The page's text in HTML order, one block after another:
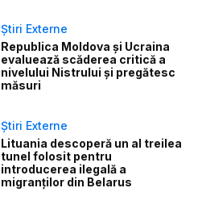
Știri Externe
Republica Moldova și Ucraina
evaluează scăderea critică a
nivelului Nistrului și pregătesc
măsuri
Știri Externe
Lituania descoperă un al treilea
tunel folosit pentru
introducerea ilegală a
migranților din Belarus